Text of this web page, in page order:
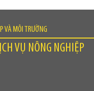
VÀ MÔI TRƯỜNG
VỤ NÔNG NGHIỆP